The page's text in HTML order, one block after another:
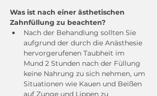
Was ist nach einer ästhetischen
Zahnfüllung zu beachten?
Nach der Behandlung sollten Sie
aufgrund der durch die Anästhesie
hervorgerufenen Taubheit im
Mund 2 Stunden nach der Füllung
keine Nahrung zu sich nehmen, um
Situationen wie Kauen und Beißen
auf Zunge und Lippen zu